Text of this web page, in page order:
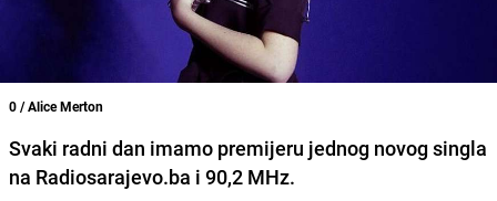
0 / Alice Merton
Svaki radni dan imamo premijeru jednog novog singla
na Radiosarajevo.ba i 90,2 MHz.